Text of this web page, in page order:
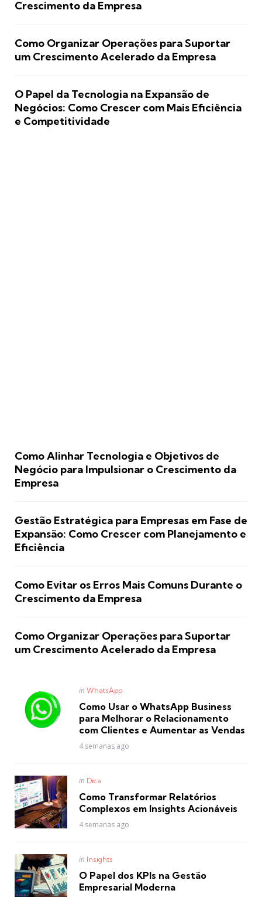
Crescimento da Empresa
Como Organizar Operações para Suportar
um Crescimento Acelerado da Empresa
O Papel da Tecnologia na Expansão de
Negócios: Como Crescer com Mais Eficiência
e Competitividade
Como Alinhar Tecnologia e Objetivos de
Negócio para Impulsionar o Crescimento da
Empresa
Gestão Estratégica para Empresas em Fase de
Expansão: Como Crescer com Planejamento e
Eficiência
Como Evitar os Erros Mais Comuns Durante o
Crescimento da Empresa
Como Organizar Operações para Suportar
um Crescimento Acelerado da Empresa
Posted
in WhatsApp
Como Usar o WhatsApp Business
para Melhorar o Relacionamento
com Clientes e Aumentar as Vendas
4 semanas ago
Posted
in Dica
Como Transformar Relatórios
Complexos em Insights Acionáveis
4 semanas ago
Posted
in Insights
O Papel dos KPIs na Gestão
Empresarial Moderna